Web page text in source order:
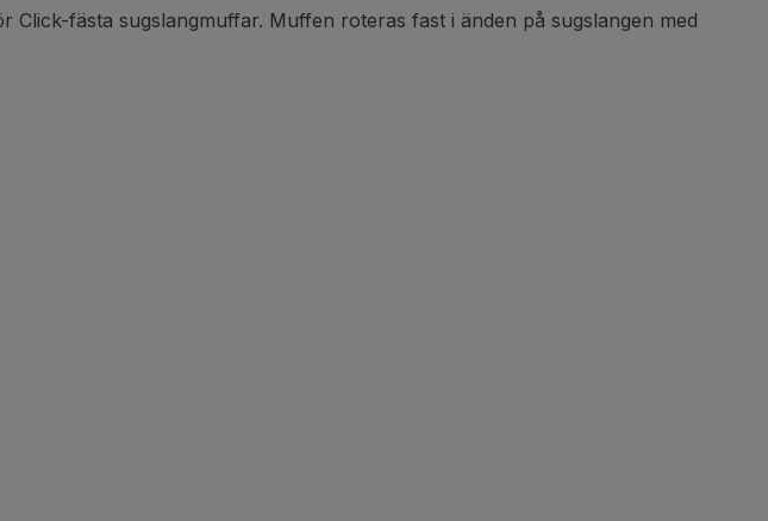
fästa sugslangmuffar. Muffen roteras fast i änden på sugslangen med